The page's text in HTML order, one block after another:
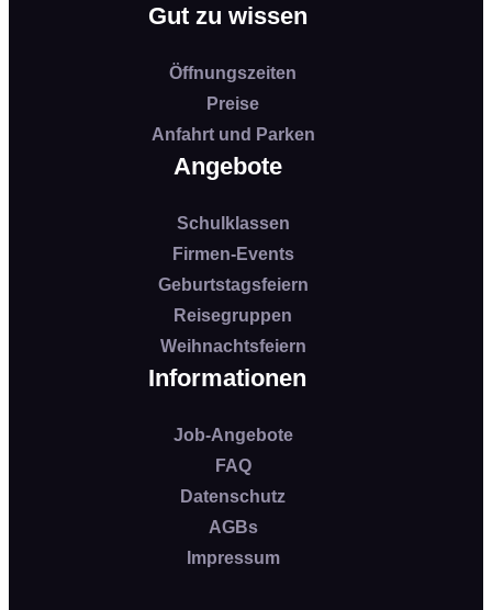
Gut zu wissen
Öffnungszeiten
Preise
Anfahrt und Parken
Angebote
Schulklassen
Firmen-Events
Geburtstagsfeiern
Reisegruppen
Weihnachtsfeiern
Informationen
Job-Angebote
FAQ
Datenschutz
AGBs
Impressum